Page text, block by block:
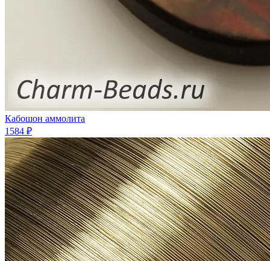
Кабошон аммолита
1584 ₽